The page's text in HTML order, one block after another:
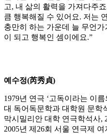
고, 내 삶의 활력을 가져다주
큼 행복해질 수 있어요. 저는
충만히 하는 가운데 늘 무언
이 되고 행복인 셈이에요.”
예수정(芮秀貞)
1979년 연극 ‘고독이라는 이
대 독어독문학과 대학원 문학
막시밀리안 대학 연극학석사,
2005년 제26회 서울 연극제